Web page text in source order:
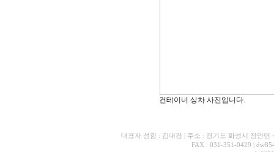
컨테이너 상차 사진입니다.
대표자 성함 : 김대경 | 주소 : 경기도 화성시 장안
FAX : 031-351-0429 |